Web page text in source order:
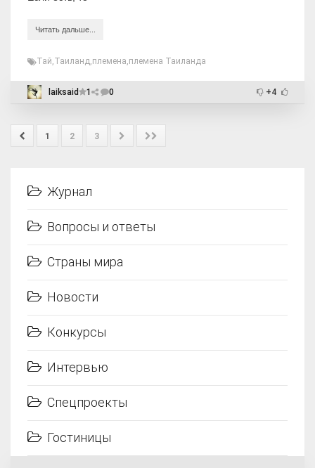
Читать дальше...
Тай,Таиланд,племена,племена Таиланда
laiksaid 1 0 +4
1 2 3
Журнал
Вопросы и ответы
Страны мира
Новости
Конкурсы
Интервью
Спецпроекты
Гостиницы